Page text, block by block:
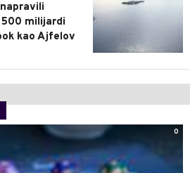
milijardi
kao Ajfelov
0